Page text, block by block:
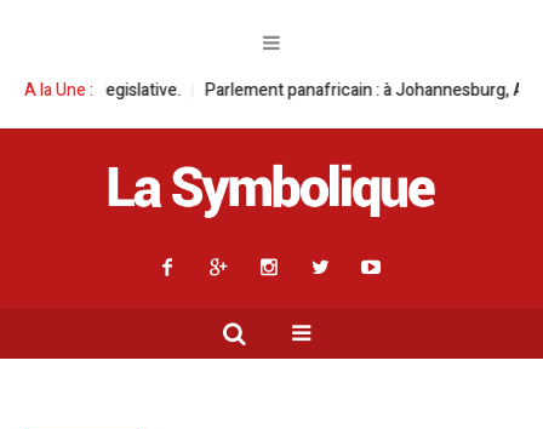
A la Une :
Parlement panafricain : à Johannesburg, Aimé Boji Sangara